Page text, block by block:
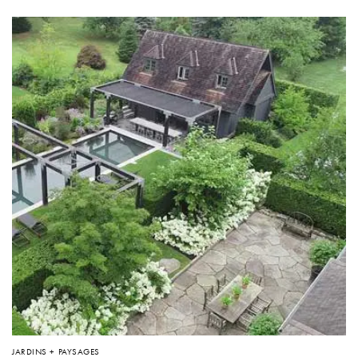
JARDINS + PAYSAGES